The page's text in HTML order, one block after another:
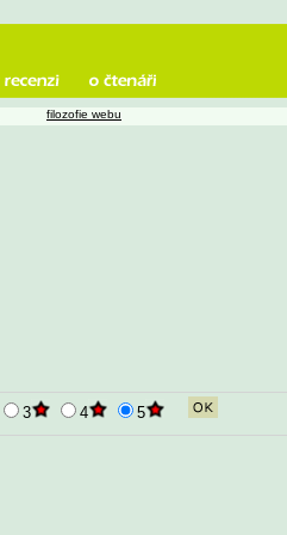
3 4 5
filozofie webu